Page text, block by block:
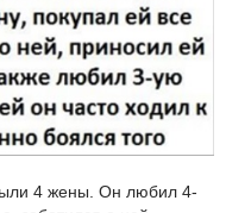
4 жены. Он любил 4-